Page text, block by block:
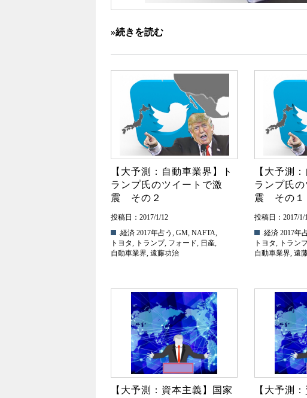
»続きを読む
【大予測：自動車業界】ト
ランプ氏のツイートで激
震 その２
投稿日：2017/1/12
.経済 2017年占う , GM, NAFTA,
トヨタ, トランプ, フォード, 日産,
自動車業界, 遠藤功治
【大予測
ランプ氏
震 その１
投稿日：2017/1/
.経済 2017年
トヨタ, トラン
自動車業界, 遠
【大予測：資本主義】国家
【大予測